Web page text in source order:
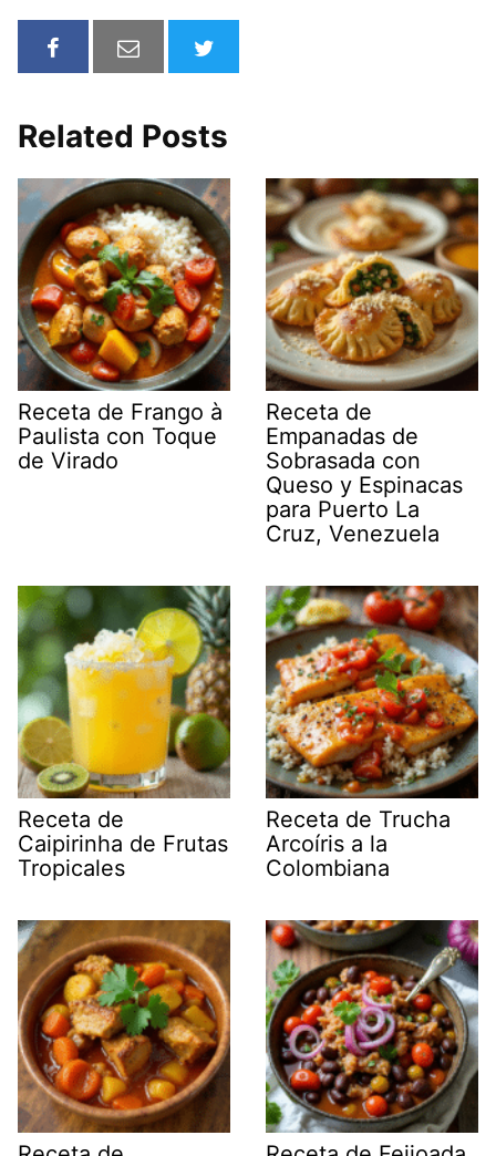
Related Posts
Receta de Frango à
Paulista con Toque
de Virado
Receta de
Empanadas de
Sobrasada con
Queso y Espinacas
para Puerto La
Cruz, Venezuela
Receta de
Caipirinha de Frutas
Tropicales
Receta de Trucha
Arcoíris a la
Colombiana